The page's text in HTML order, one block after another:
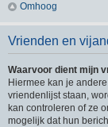
Omhoog
Vrienden en
Waarvoor dient mijn
Hiermee kan je
vriendenlijst staan,
kan controleren of ze
mogelijk dat hun